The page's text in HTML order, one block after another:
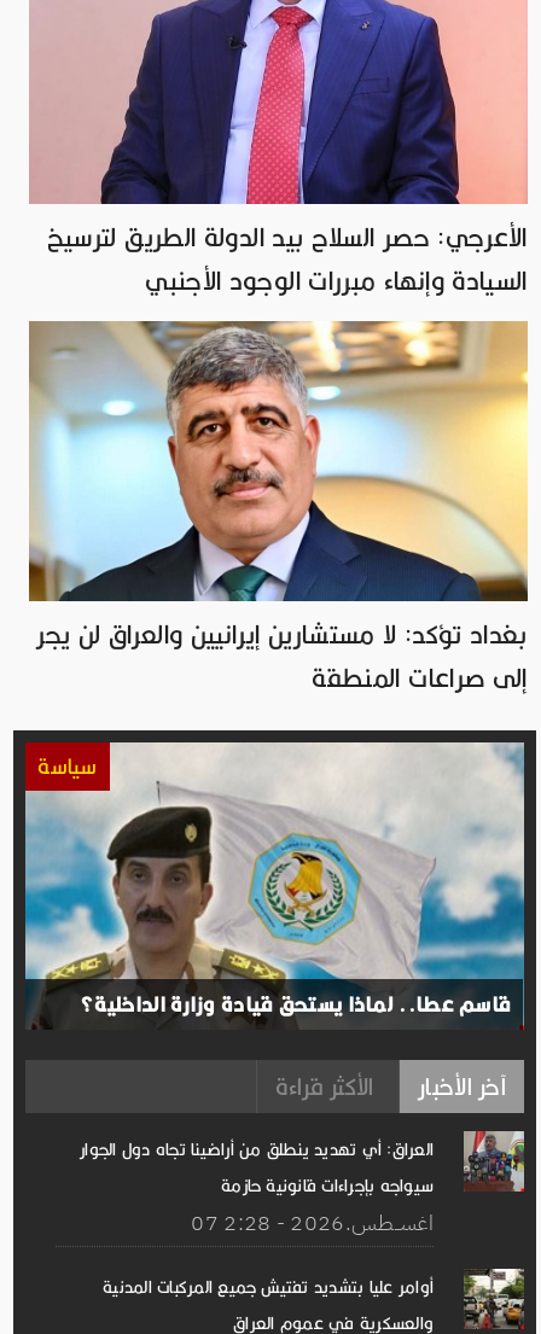
الأعرجي: حصر السلاح بيد الدولة الطريق لترسيخ
السيادة وإنهاء مبررات الوجود الأجنبي
بغداد تؤكد: لا مستشارين إيرانيين والعراق لن يجر
إلى صراعات المنطقة
سياسة
قاسم عطا.. لماذا يستحق قيادة وزارة الداخلية؟
آخر الأخبار الأكثر قراءة
العراق: أي تهديد ينطلق من أراضينا تجاه دول الجوار
سيواجه بإجراءات قانونية حازمة
07 اغســطس.2026 - 2:28
أوامر عليا بتشديد تفتيش جميع المركبات المدنية
والعسكرية في عموم العراق